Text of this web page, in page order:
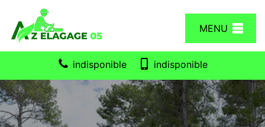
MENU
indisponible indisponible